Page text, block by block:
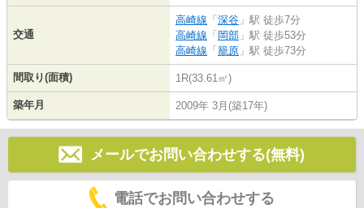
交通
高崎線 「 深谷 」駅 徒歩7分
高崎線 「 岡部 」駅 徒歩53分
高崎線 「 籠原 」駅 徒歩73分
間取り(面積) 1R(33.61㎡)
築年月 2009年 3月(築17年)
メールでお問い合わせする(無料)
電話でお問い合わせする